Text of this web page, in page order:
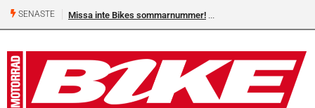
SENASTE Missa inte Bikes sommarnummer!